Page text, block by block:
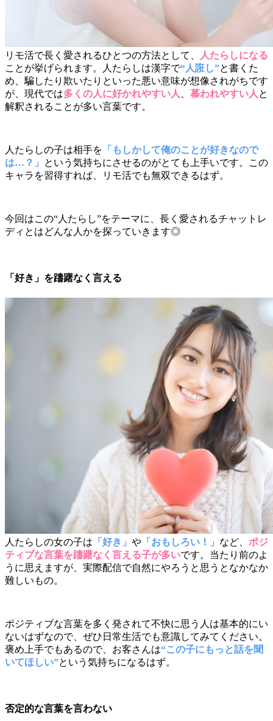
リモ活で長く愛されるひとつの方法として、
人たらしになる
ことが挙げられます。人たらしは漢字で“人誑し”と書くた
め、騙したり欺いたりといった悪い意味が想像されがちです
が、現代では多くの人に好かれやすい人 慕われやすい人 と
解釈されることが多い言葉です。
人たらしの子は相手を 「もしかして俺のことが好きなので
は…？」
という気持ちにさせるのがとても上手いです。この
キャラを習得すれば、リモ活でも無双できるはず。
今回はこの“人たらし”をテーマに、長く愛されるチャットレ
ディとはどんな人かを探っていきます◎
「好き」を躊躇なく言える
人たらしの女の子は 「好き」 や 「おもしろい！」 など、 ポジ
ティブな言葉を躊躇なく言える子が多いです。当たり前のよ
うに思えますが、実際配信で自然にやろうと思うとなかなか
難しいもの。
ポジティブな言葉を多く発されて不快に思う人は基本的にい
ないはずなので、ぜひ日常生活でも意識してみてください。
褒め上手でもあるので、お客さんは“この子にもっと話を聞
いてほしい”という気持ちになるはず。
否定的な言葉を言わない